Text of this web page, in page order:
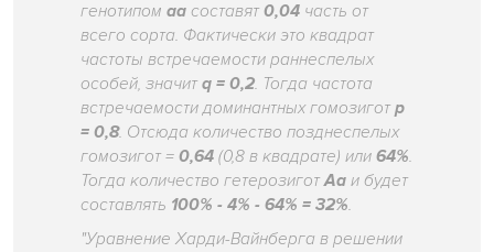
генотипомаасоставят0,04 часть от
всего сорта. Фактически это квадрат
частоты встречаемости раннеспелых
особей, значитq = 0,2. Тогда частота
встречаемости доминантных гомозигот p
= 0,8. Отсюда количество позднеспелых
гомозигот =0,64 (0,8 в квадрате) или64%.
Тогда количество гетерозиготАа и будет
составлять 100% - 4% - 64% = 32%.
"Уравнение Харди-Вайнберга в решении